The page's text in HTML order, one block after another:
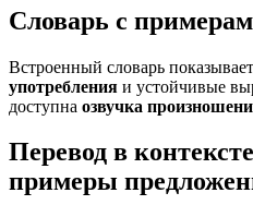
Словарь с
Встроенный словарь показывает
употребления и устойчивые
доступна озвучка
Перевод в
примеры